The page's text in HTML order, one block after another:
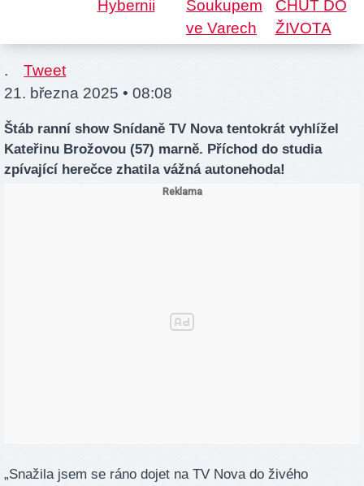
.
Tweet
21. března 2025 • 08:08
Štáb ranní show Snídaně TV Nova tentokrát vyhlížel
Kateřinu Brožovou (57) marně. Příchod do studia
zpívající herečce zhatila vážná autonehoda!
„Snažila jsem se ráno dojet na TV Nova do živého